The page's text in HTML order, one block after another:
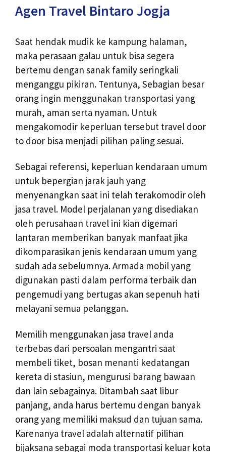
Agen Travel Bintaro Jogja
Saat hendak mudik ke kampung halaman,
maka perasaan galau untuk bisa segera
bertemu dengan sanak family seringkali
menganggu pikiran. Tentunya, Sebagian besar
orang ingin menggunakan transportasi yang
murah, aman serta nyaman. Untuk
mengakomodir keperluan tersebut travel door
to door bisa menjadi pilihan paling sesuai.
Sebagai referensi, keperluan kendaraan umum
untuk bepergian jarak jauh yang
menyenangkan saat ini telah terakomodir oleh
jasa travel. Model perjalanan yang disediakan
oleh perusahaan travel ini kian digemari
lantaran memberikan banyak manfaat jika
dikomparasikan jenis kendaraan umum yang
sudah ada sebelumnya. Armada mobil yang
digunakan pasti dalam performa terbaik dan
pengemudi yang bertugas akan sepenuh hati
melayani semua pelanggan.
Memilih menggunakan jasa travel anda
terbebas dari persoalan mengantri saat
membeli tiket, bosan menanti kedatangan
kereta di stasiun, mengurusi barang bawaan
dan lain sebagainya. Ditambah saat libur
panjang, anda harus bertemu dengan banyak
orang yang memiliki maksud dan tujuan sama.
Karenanya travel adalah alternatif pilihan
bijaksana sebagai moda transportasi keluar kota